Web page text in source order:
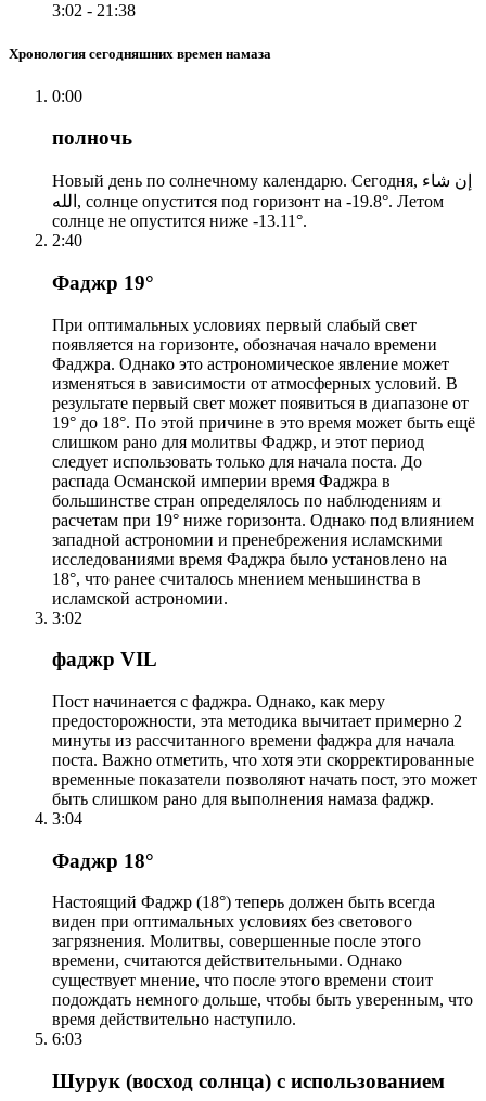
3:02 - 21:38
Хронология сегодняшних времен намаза
0:00
полночь
Новый день по солнечному календарю. Сегодня, إن شاء
الله, солнце опустится под горизонт на -19.8°. Летом
солнце не опустится ниже -13.11°.
2:40
Фаджр 19°
При оптимальных условиях первый слабый свет
появляется на горизонте, обозначая начало времени
Фаджра. Однако это астрономическое явление может
изменяться в зависимости от атмосферных условий. В
результате первый свет может появиться в диапазоне от
19° до 18°. По этой причине в это время может быть ещё
слишком рано для молитвы Фаджр, и этот период
следует использовать только для начала поста. До
распада Османской империи время Фаджра в
большинстве стран определялось по наблюдениям и
расчетам при 19° ниже горизонта. Однако под влиянием
западной астрономии и пренебрежения исламскими
исследованиями время Фаджра было установлено на
18°, что ранее считалось мнением меньшинства в
исламской астрономии.
3:02
фаджр VIL
Пост начинается с фаджра. Однако, как меру
предосторожности, эта методика вычитает примерно 2
минуты из рассчитанного времени фаджра для начала
поста. Важно отметить, что хотя эти скорректированные
временные показатели позволяют начать пост, это может
быть слишком рано для выполнения намаза фаджр.
3:04
Фаджр 18°
Настоящий Фаджр (18°) теперь должен быть всегда
виден при оптимальных условиях без светового
загрязнения. Молитвы, совершенные после этого
времени, считаются действительными. Однако
существует мнение, что после этого времени стоит
подождать немного дольше, чтобы быть уверенным, что
время действительно наступило.
6:03
Шурук (восход солнца) с использованием